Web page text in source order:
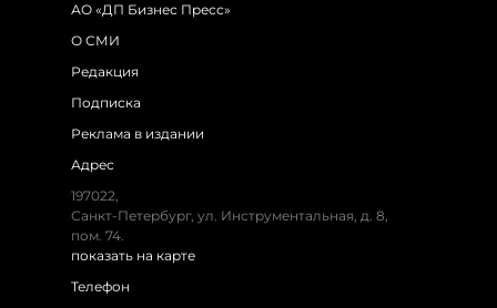
АО «ДП Бизнес Пресс»
О СМИ
Редакция
Подписка
Реклама в издании
Адрес
197022,
Санкт-Петербург, ул. Инструментальная, д. 8,
пом. 74.
показать на карте
Телефон